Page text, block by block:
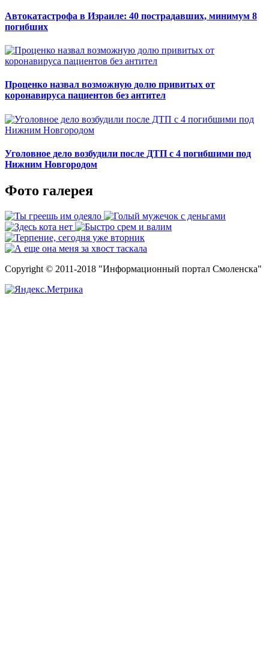
Автокатастрофа в Израиле: 40 пострадавших, минимум 8
погибших
Проценко назвал возможную долю привитых от
коронавируса пациентов без антител
Уголовное дело возбудили после ДТП с 4 погибшими под
Нижним Новгородом
Фото галерея
Copyright © 2011-2018 "Информационный портал Смоленска"